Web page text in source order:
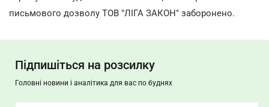
письмового дозволу ТОВ "ЛІГА ЗАКОН" заборонено.
Підпишіться на розсилку
Головні новини і аналітика для вас по буднях